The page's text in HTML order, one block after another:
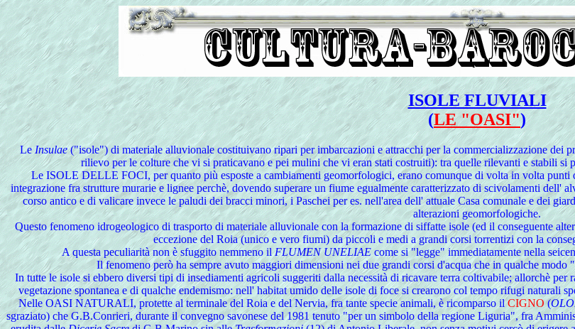
ISOLE FLUVIALI
(LE "OASI")
Le Insulae("isole") di materiale alluvionale costituivano ripari per imbarcazioni e attracchi per la commercializzazione dei
rilievo per le colture che vi si praticavano e pei mulini che vi eran stati costruiti): tra quelle rilevanti e stabili si
LeISOLE DELLE FOCI, per quanto più esposte a cambiamenti geomorfologici, erano comunque di volta in volta
integrazione fra strutture murarie e lignee perchè, dovendo superare un fiume egualmente caratterizzato di scivolamenti dell'
corso antico e di valicare invece le paludi dei bracci minori, i Paschei per es. nell'area dell' attuale Casa comunale e dei
alterazioni geomorfologiche.
Questo fenomeno idrogeologico di trasporto di materiale alluvionale con la formazione di siffatte isole (ed il conseguente
eccezione del Roia (unico e vero fiumi) da piccoli e medi a grandi corsi torrentizi con la
A questa peculiarità non è sfuggito nemmeno ilFLUMEN UNELIAEcome si "legge" immediatamente nella
Il fenomeno però ha sempre avuto maggiori dimensioni nei due grandi corsi d'acqua che in qualche
In tutte le isole si ebbero diversi tipi di insediamenti agricoli suggeriti dalla necessità di ricavare terra coltivabile; allorchè
vegetazione spontanea e di qualche endemismo: nell' habitat umido delle isole di foce si crearono col tempo rifugi naturali
NelleOASI NATURALI, protette al terminale del Roia e del Nervia, fra tante specie animali, è ricomparso ilCIGNO(
sgraziato) che G.B.Conrieri, durante il convegno savonese del 1981 tenuto "per un simbolo della regione Liguria", fra